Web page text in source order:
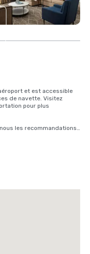
et est accessible
de navette. Visitez
pour plus
les recommandations
les bus, les VUS et les